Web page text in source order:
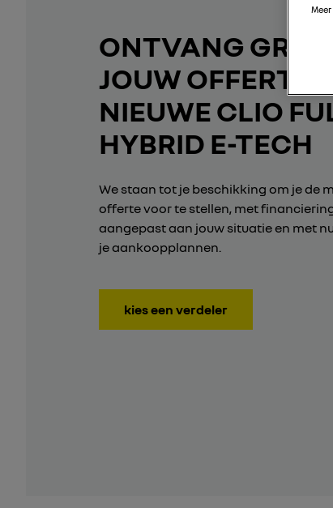
ONTVANG
JOUW OFFERTE
NIEUWE CLIO
HYBRID E-TECH
We staan tot je beschikking om je de
offerte voor te stellen, met
aangepast aan jouw situatie en met
je aankoopplannen.
kies een verdeler